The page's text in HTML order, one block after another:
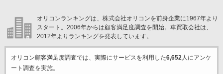
オリコンランキングは、株式会社オリコンを前身企業に1967年より
スタート。2006年からは顧客満足度調査を開始。車買取会社は、
2012年よりランキングを発表しています。
オリコン顧客満足度調査では、実際にサービスを利用した6,652人にアンケ
ート調査を実施。